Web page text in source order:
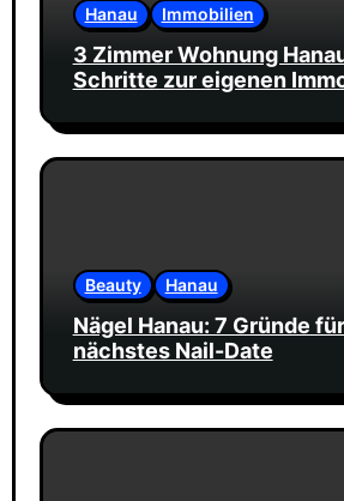
Hanau Immobilien
3 Zimmer Wohnung
Schritte zur eigenen
Beauty Hanau
Nägel Hanau: 7 Gründe
nächstes Nail-Date